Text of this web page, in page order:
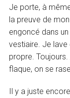
Je porte, à
la preuve de
engoncé dans
vestiaire. Je
propre. Toujours.
flaque, on se
Il y a juste